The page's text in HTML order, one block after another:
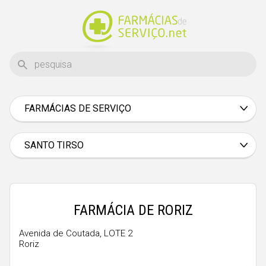
FARMÁCIAS DE SERVIÇO
Braga
Bragança
Castelo Branco
Évora
SANTO TIRSO
FARMÁCIA DE RORIZ
Avenida de Coutada, LOTE 2
Roriz